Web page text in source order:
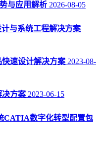
与应用解析 2026-08-05
与系统工程解决方案
速设计解决方案 2023-08-
决方案 2023-06-15
CATIA数字化转型配置包